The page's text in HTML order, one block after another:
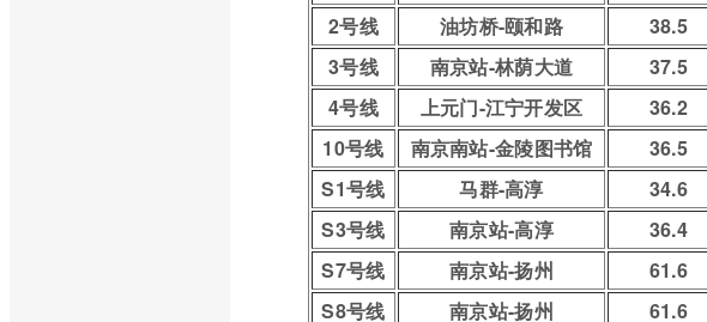
2号线
油坊桥-颐和路 38.5
3号线
南京站-林荫大道 37.5
4号线
上元门-江宁开发区 36.2
10号线
南京南站-金陵图书馆 36.5
S1号线
马群-高淳 34.6
S3号线
南京站-高淳 36.4
S7号线
南京站-扬州 61.6
S8号线
南京站-扬州 61.6